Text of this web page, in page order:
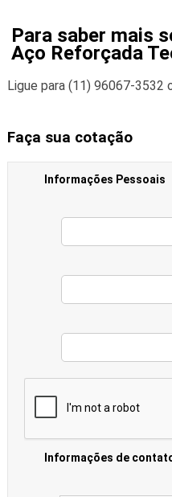
Para saber mais
Aço Reforçada
Ligue para (11) 96067-3532
Faça sua cotação
Informações Pessoais
Informações de